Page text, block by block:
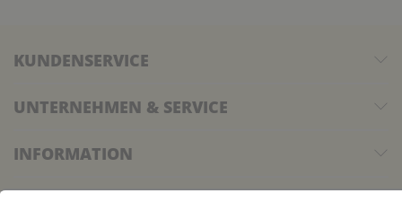
KUNDENSERVICE
UNTERNEHMEN & SERVICE
INFORMATION